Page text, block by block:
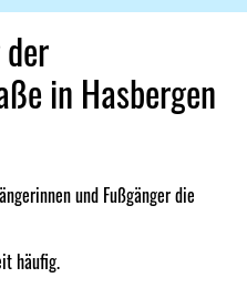
in Hasbergen
und Fußgänger die
häufig.